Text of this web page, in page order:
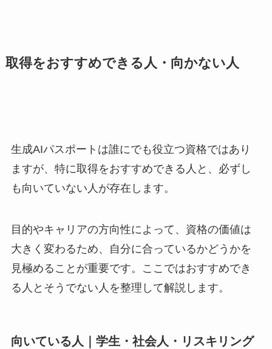
取得をおすすめできる人・向かない人
生成AIパスポートは誰にでも役立つ資格ではあり
ますが、特に取得をおすすめできる人と、必ずし
も向いていない人が存在します。
目的やキャリアの方向性によって、資格の価値は
大きく変わるため、自分に合っているかどうかを
見極めることが重要です。ここではおすすめでき
る人とそうでない人を整理して解説します。
向いている人｜学生・社会人・リスキリング